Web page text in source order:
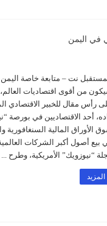
في اليمن
نت – متابعة خاصة
من أقوى اقتصاديات العالم،
رأس مقال للخبير الاقتصادي
أحد الاقتصاديين في بورصة
الأوراق المالية
بيع أصول أكبر الشركات
“نيوزويك” الأمريكية، وطرح ...
المزيد